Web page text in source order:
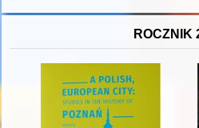
ROCZNIK